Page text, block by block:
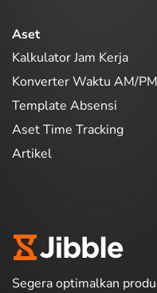
Aset
Kalkulator Jam Kerja
Konverter Waktu AM/PM
Template Absensi
Aset Time Tracking
Artikel
Segera optimalkan